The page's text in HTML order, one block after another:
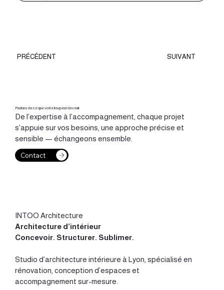
SUIVANT
PRÉCÉDENT
Parlons de ce que votre lieu peut devenir
De l’expertise à l’accompagnement, chaque projet
s’appuie sur vos besoins, une approche précise et
sensible — échangeons ensemble.
Contact
INTOO Architecture
Architecture d’intérieur
Concevoir. Structurer. Sublimer.
Studio d’architecture intérieure à Lyon , spécialisé en
rénovation, conception d’espaces et
accompagnement sur-mesure.